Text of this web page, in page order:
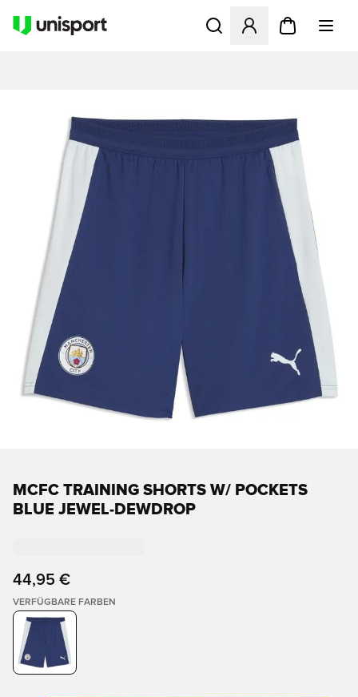
Öffnet ein neues Fenster
MCFC TRAINING SHORTS W/ POCKETS
BLUE JEWEL-DEWDROP
44,95 €
VERFÜGBARE FARBEN